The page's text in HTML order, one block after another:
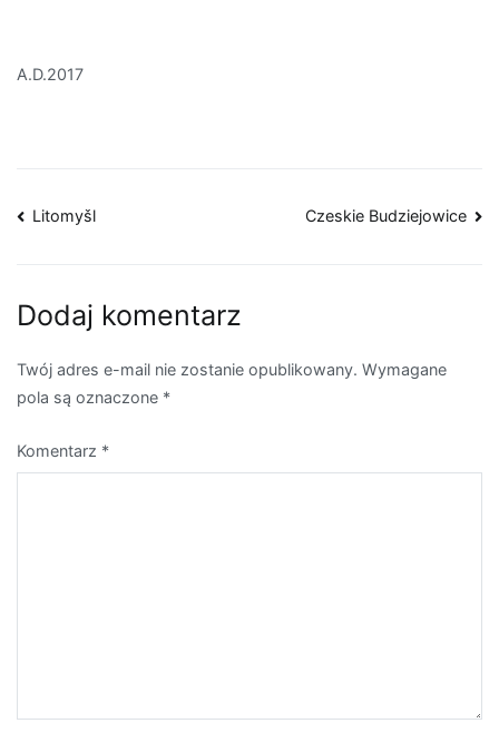
A.D.2017
Nawigacja
Litomyšl Czeskie Budziejowice
Dodaj komentarz
Twój adres e-mail nie zostanie opublikowany. Wymagane
pola są oznaczone *
Komentarz *